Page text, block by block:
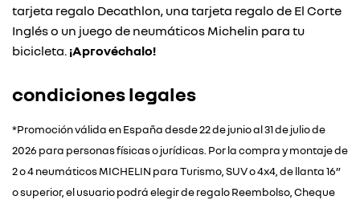
tarjeta regalo Decathlon, una tarjeta regalo de El Corte
Inglés o un juego de neumáticos Michelin para tu
bicicleta. ¡Aprovéchalo!
condiciones legales
*Promoción válida en España desde 22 de junio al 31 de julio de
2026 para personas físicas o jurídicas. Por la compra y montaje de
2 o 4 neumáticos MICHELIN para Turismo, SUV o 4x4, de llanta 16”
o superior, el usuario podrá elegir de regalo Reembolso, Cheque